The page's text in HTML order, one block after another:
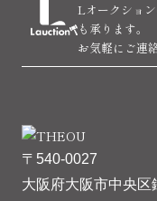
Lオークショ
も承ります。
お気軽にご連
〒540-0027
大阪府大阪市中央区